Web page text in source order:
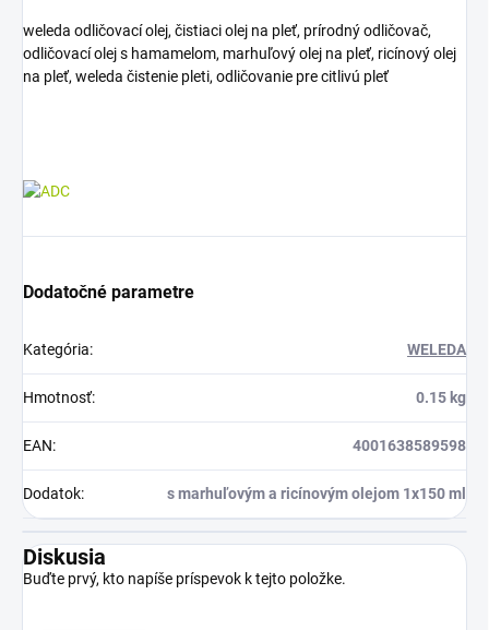
weleda odličovací olej, čistiaci olej na pleť, prírodný odličovač,
odličovací olej s hamamelom, marhuľový olej na pleť, ricínový olej
na pleť, weleda čistenie pleti, odličovanie pre citlivú pleť
Dodatočné parametre
Kategória: WELEDA
Hmotnosť: 0.15 kg
EAN: 4001638589598
Dodatok: s marhuľovým a ricínovým olejom 1x150 ml
Diskusia
Buďte prvý, kto napíše príspevok k tejto položke.